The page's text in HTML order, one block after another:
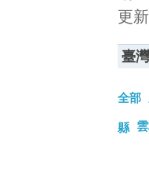
更
臺
全部
縣